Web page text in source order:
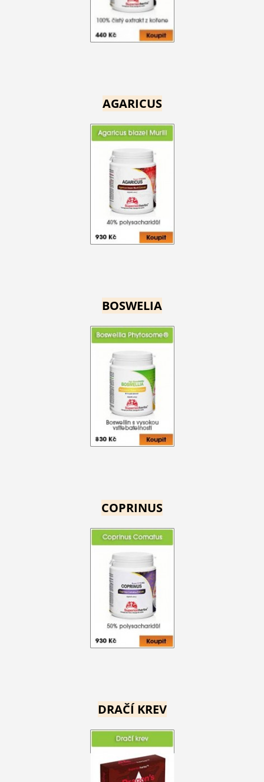
AGARICUS
BOSWELIA
COPRINUS
DRAČÍ KREV